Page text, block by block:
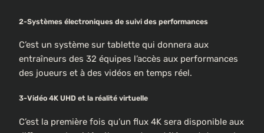
2-Systèmes électroniques de suivi des performances
C’est un système sur tablette qui donnera aux
entraîneurs des 32 équipes l’accès aux performances
des joueurs et à des vidéos en temps réel.
3-Vidéo 4K UHD et la réalité virtuelle
C’est la première fois qu’un flux 4K sera disponible aux